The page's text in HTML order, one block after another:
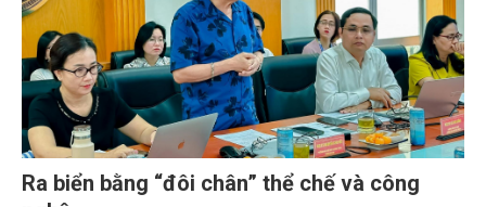
Ra biển bằng “đôi chân” thể chế và công